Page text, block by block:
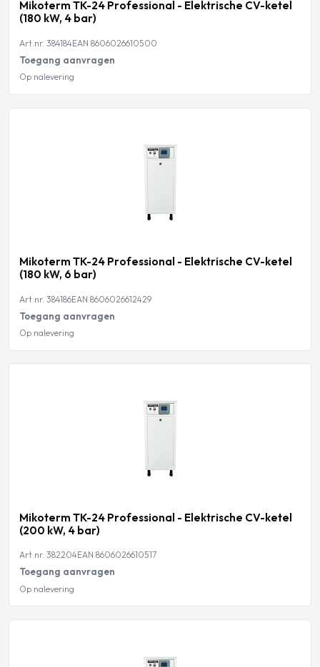
Mikoterm TK-24 Professional - Elektrische CV-ketel
(180 kW, 4 bar)
Art.nr. 384184EAN 8606026610500
Toegang aanvragen
Op nalevering
Mikoterm TK-24 Professional - Elektrische CV-ketel
(180 kW, 6 bar)
Art.nr. 384186EAN 8606026612429
Toegang aanvragen
Op nalevering
Mikoterm TK-24 Professional - Elektrische CV-ketel
(200 kW, 4 bar)
Art.nr. 382204EAN 8606026610517
Toegang aanvragen
Op nalevering